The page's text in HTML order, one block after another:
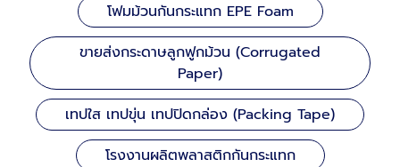
โฟมม้วนกันกระแทก EPE Foam
ขายส่งกระดาษลูกฟูกม้วน (Corrugated
Paper)
เทปใส เทปขุ่น เทปปิดกล่อง (Packing Tape)
โรงงานผลิตพลาสติกกันกระแทก